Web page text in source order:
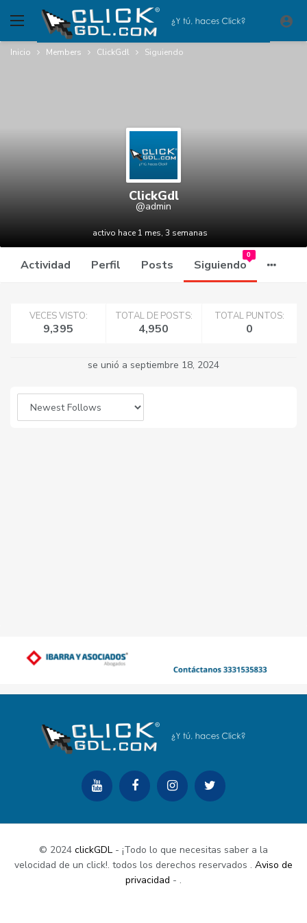
Inicio Members ClickGdl Siguiendo
ClickGdl
@admin
activo hace 1 mes, 3 semanas
Actividad Perfil Posts Siguiendo
0
VECES VISTO:
9,395
TOTAL DE POSTS:
4,950
TOTAL PUNTOS:
0
se unió a septiembre 18, 2024
© 2024 clickGDL - ¡Todo lo que necesitas saber a la
velocidad de un click!. todos los derechos reservados . Aviso de
privacidad - .